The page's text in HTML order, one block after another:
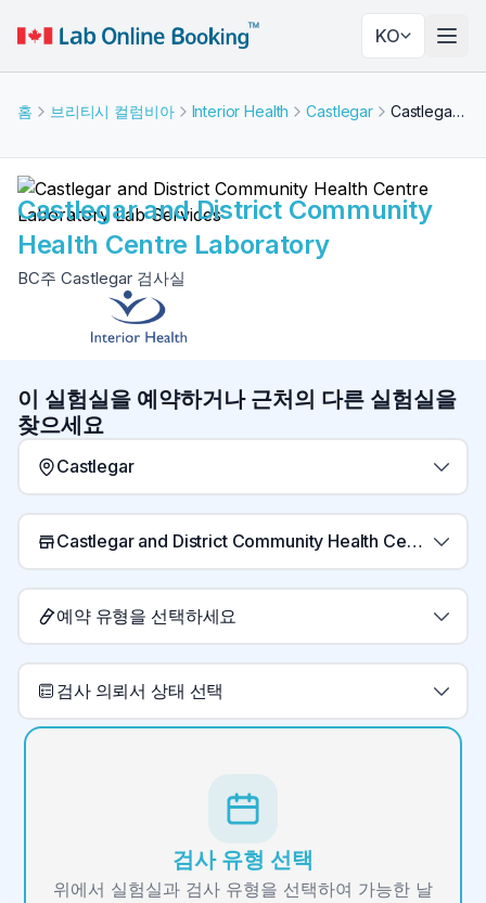
KO
네비
홈 브리티시 컬럼비아 Interior Health Castlegar Castlegar and District Community Health Centre Laboratory
Castlegar and District Community
Health Centre Laboratory
BC주 Castlegar 검사실
이 실험실을 예약하거나 근처의 다른 실험실을
찾으세요
Castlegar
Castlegar and District Community Health Centre Laboratory
예약 유형을 선택하세요
검사 의뢰서 상태 선택
검사 유형 선택
위에서 실험실과 검사 유형을 선택하여 가능한 날